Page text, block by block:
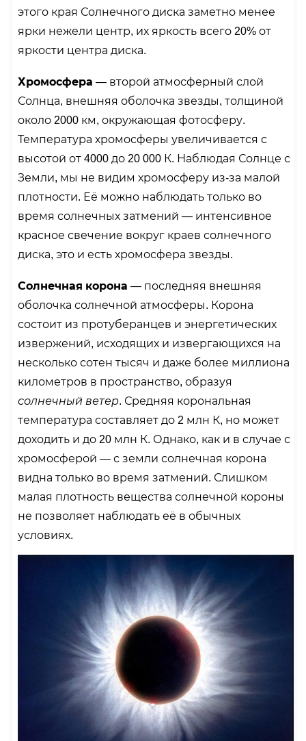
этого края Солнечного диска заметно менее
ярки нежели центр, их яркость всего 20% от
яркости центра диска.
Хромосфера — второй атмосферный слой
Солнца, внешняя оболочка звезды, толщиной
около 2000 км, окружающая фотосферу.
Температура хромосферы увеличивается с
высотой от 4000 до 20 000 К. Наблюдая Солнце с
Земли, мы не видим хромосферу из-за малой
плотности. Её можно наблюдать только во
время солнечных затмений — интенсивное
красное свечение вокруг краев солнечного
диска, это и есть хромосфера звезды.
Солнечная корона — последняя внешняя
оболочка солнечной атмосферы. Корона
состоит из протуберанцев и энергетических
извержений, исходящих и извергающихся на
несколько сотен тысяч и даже более миллиона
километров в пространство, образуя
солнечный ветер. Средняя корональная
температура составляет до 2 млн К, но может
доходить и до 20 млн К. Однако, как и в случае с
хромосферой — с земли солнечная корона
видна только во время затмений. Слишком
малая плотность вещества солнечной короны
не позволяет наблюдать её в обычных
условиях.